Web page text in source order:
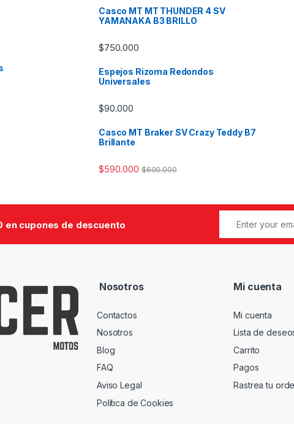
Casco MT MT THUNDER 4 SV
YAMANAKA B3 BRILLO
$750.000
Espejos Rizoma Redondos
Universales
$90.000
Casco MT Braker SV Crazy Teddy B7
Brillante
$590.000 $600.000
en cupones de descuento
Nosotros
Contactos
Nosotros
Blog
FAQ
Aviso Legal
Política de Cookies
Mi cuenta
Mi cuenta
Lista de
Carrito
Pagos
Rastrea tu